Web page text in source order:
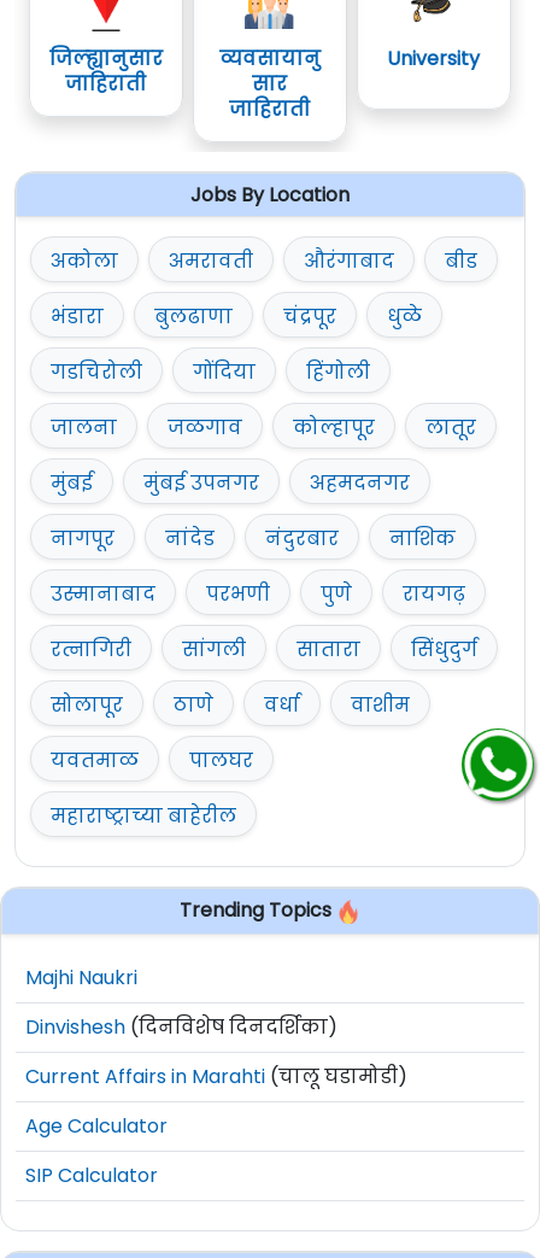
जिल्ह्यानुसार
जाहिराती
व्यवसायानु
सार
जाहिराती
University
Jobs By Location
अकोला अमरावती औरंगाबाद
बीड
भंडारा
बुलढाणा चंद्रपूर
धुळे
गडचिरोली
गोंदिया
हिंगोली
जालना
जळगाव कोल्हापूर
लातूर
मुंबई
मुंबई उपनगर
अहमदनगर
नागपूर
नांदेड नंदुरबार
नाशिक
उस्मानाबाद
परभणी पुणे
रायगढ़
रत्नागिरी
सांगली सातारा
सिंधुदुर्ग
सोलापूर
ठाणे वर्धा
वाशीम
यवतमाळ
पालघर
महाराष्ट्राच्या बाहेरील
Trending Topics
Majhi Naukri
Dinvishesh (दिनविशेष दिनदर्शिका)
Current Affairs in Marahti (चालू घडामोडी)
Age Calculator
SIP Calculator